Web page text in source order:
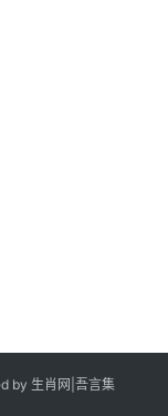
by 生肖网 吾言集